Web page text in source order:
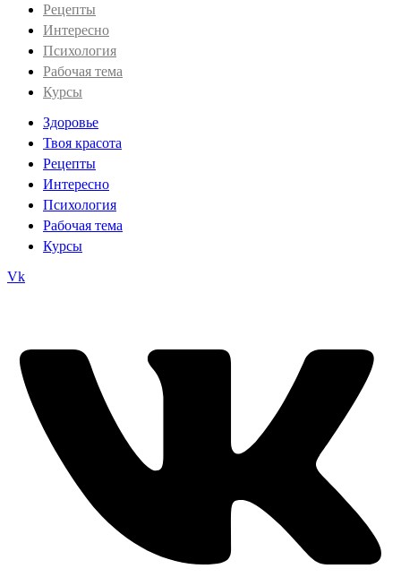
Рецепты
Интересно
Психология
Рабочая тема
Курсы
Здоровье
Твоя красота
Рецепты
Интересно
Психология
Рабочая тема
Курсы
Vk